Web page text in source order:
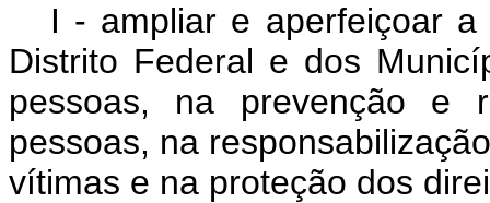
I - ampliar e aperfeiçoar
Distrito Federal e dos
pessoas, na prevenção e
pessoas, na
vítimas e na proteção dos